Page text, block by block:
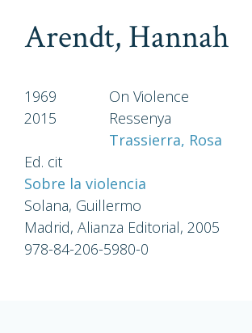
Arendt, Hannah
1969
On Violence
2015
Ressenya
Trassierra, Rosa
Ed. cit
Sobre la violencia
Solana, Guillermo
Madrid, Alianza Editorial, 2005
978-84-206-5980-0